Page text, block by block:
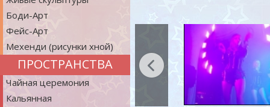
ПРОСТРАНСТВА
Боди-Арт
Фейс-Арт
Мехенди (рисунки хной)
Чайная церемония
Кальянная